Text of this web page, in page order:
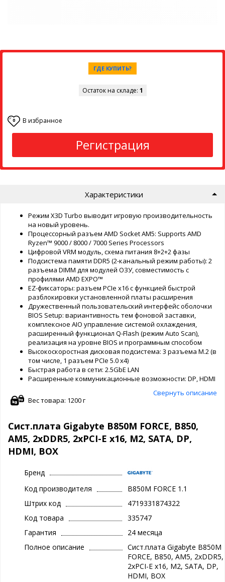
ГДЕ КУПИТЬ?
Остаток на складе: 1
0 В избранное
Регистрация
Характеристики
Режим X3D Turbo выводит игровую производительность
на новый уровень.
Процессорный разъем AMD Socket AM5: Supports AMD
Ryzen™ 9000 / 8000 / 7000 Series Processors
Цифровой VRM модуль, схема питания 8+2+2 фазы
Подсистема памяти DDR5 (2-канальный режим работы): 2
разъема DIMM для модулей ОЗУ, совместимость с
профилями AMD EXPO™
EZ-фиксаторы: разъем PCIe x16 с функцией быстрой
разблокировки установленной платы расширения
Дружественный пользовательский интерфейс оболочки
BIOS Setup: вариантивность тем фоновой заставки,
комплексное AIO управление системой охлаждения,
расширенный функционал Q-Flash (режим Auto Scan),
реализация на уровне BIOS и программным способом
Высокоскоростная дисковая подсистема: 3 разъема M.2 (в
том числе, 1 разъем PCIe 5.0 x4)
Быстрая работа в сети: 2.5GbE LAN
Расширенные коммуникационные возможности: DP, HDMI
Свернуть описание
Вес товара: 1200 г
Сист.плата Gigabyte B850M FORCE, B850,
AM5, 2xDDR5, 2xPCI-E x16, M2, SATA, DP,
HDMI, BOX
Бренд
Код производителя
B850M FORCE 1.1
Штрих код
4719331874322
Код товара
335747
Гарантия
24 месяца
Полное описание
Сист.плата Gigabyte B850M
FORCE, B850, AM5, 2xDDR5,
2xPCI-E x16, M2, SATA, DP,
HDMI, BOX